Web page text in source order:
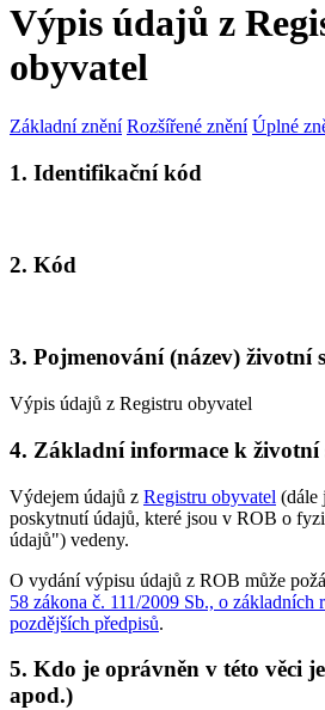
Výpis údajů z
obyvatel
Základní znění Rozšířené znění Úplné
1. Identifikační kód
2. Kód
3. Pojmenování (název) životní
Výpis údajů z Registru obyvatel
4. Základní informace k životní
Výdejem údajů z Registru obyvatel (dále
poskytnutí údajů, které jsou v ROB o
údajů") vedeny.
O vydání výpisu údajů z ROB může
58 zákona č. 111/2009 Sb., o základních
pozdějších předpisů.
5. Kdo je oprávněn v této věci
apod.)